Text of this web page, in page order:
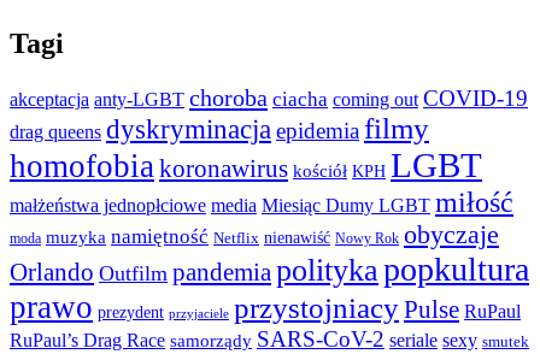
Tagi
akceptacja anty-LGBT choroba ciacha coming out COVID-19
drag queens dyskryminacjaepidemiafilmy
homofobiakoronawirus kościół KPH LGBT
małżeństwa jednopłciowe media Miesiąc Dumy LGBT miłość
moda muzyka namiętność Netflix nienawiść Nowy Rok obyczaje
Orlando Outfilm pandemia politykapopkultura
prawo prezydent przyjaciele przystojniacyPulse RuPaul
RuPaul’s Drag Race samorządy SARS-CoV-2 seriale sexy smutek